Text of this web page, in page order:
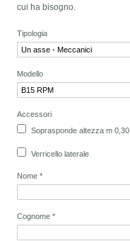
cui ha bisogno.
Tipologia
Modello
Accessori
Soprasponde altezza m 0,30
Verricello laterale
Nome*
Cognome*